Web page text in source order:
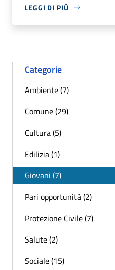
LEGGI DI PIÙ
Categorie
Ambiente (7)
Comune (29)
Cultura (5)
Edilizia (1)
Giovani (7)
Pari opportunità (2)
Protezione Civile (7)
Salute (2)
Sociale (15)